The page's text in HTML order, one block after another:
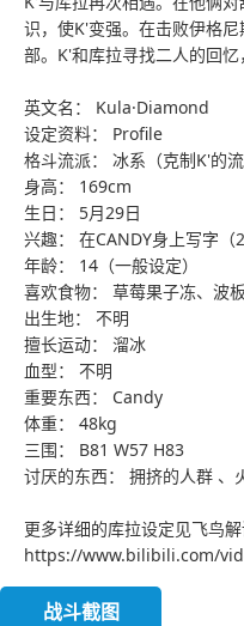
识，使K'变强。在击败伊格
部。K'和库拉寻找二人的回忆
英文名： Kula·Diamond
设定资料： Profile
格斗流派： 冰系（克制K'的
身高： 169cm
生日： 5月29日
兴趣： 在CANDY身上写字（
年龄： 14（一般设定）
喜欢食物： 草莓果子冻、波
出生地： 不明
擅长运动： 溜冰
血型： 不明
重要东西： Candy
体重： 48kg
三围： B81 W57 H83
讨厌的东西： 拥挤的人群 、
更多详细的库拉设定见飞鸟解
https://www.bilibili.com/
战斗截图